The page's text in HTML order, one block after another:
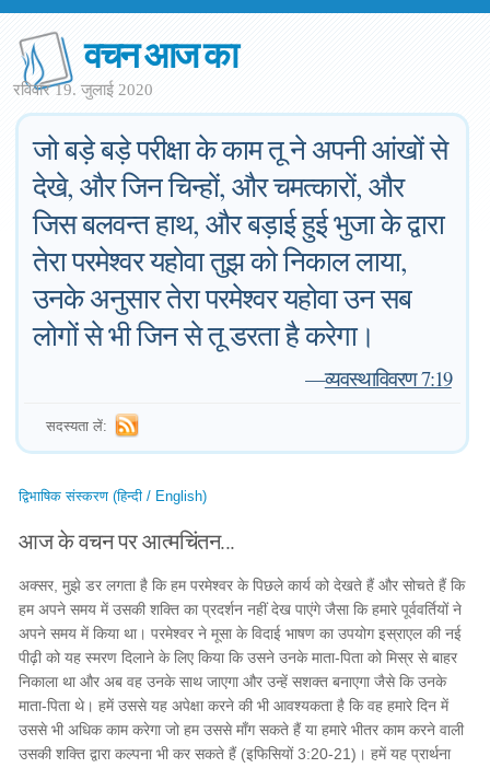
वचन आज का
रविवार 19. जुलाई 2020
जो बड़े बड़े परीक्षा के काम तू ने अपनी आंखों से
देखे, और जिन चिन्हों, और चमत्कारों, और
जिस बलवन्त हाथ, और बड़ाई हुई भुजा के द्वारा
तेरा परमेश्वर यहोवा तुझ को निकाल लाया,
उनके अनुसार तेरा परमेश्वर यहोवा उन सब
लोगों से भी जिन से तू डरता है करेगा।
—व्यवस्थाविवरण 7:19
सदस्यता लें:
द्विभाषिक संस्करण (हिन्दी / English)
आज के वचन पर आत्मचिंतन...
अक्सर, मुझे डर लगता है कि हम परमेश्वर के पिछले कार्य को देखते हैं और सोचते हैं कि
हम अपने समय में उसकी शक्ति का प्रदर्शन नहीं देख पाएंगे जैसा कि हमारे पूर्ववर्तियों ने
अपने समय में किया था। परमेश्वर ने मूसा के विदाई भाषण का उपयोग इस्राएल की नई
पीढ़ी को यह स्मरण दिलाने के लिए किया कि उसने उनके माता-पिता को मिस्र से बाहर
निकाला था और अब वह उनके साथ जाएगा और उन्हें सशक्त बनाएगा जैसे कि उनके
माता-पिता थे। हमें उससे यह अपेक्षा करने की भी आवश्यकता है कि वह हमारे दिन में
उससे भी अधिक काम करेगा जो हम उससे माँग सकते हैं या हमारे भीतर काम करने वाली
उसकी शक्ति द्वारा कल्पना भी कर सकते हैं (इफिसियों 3:20-21)। हमें यह प्रार्थना